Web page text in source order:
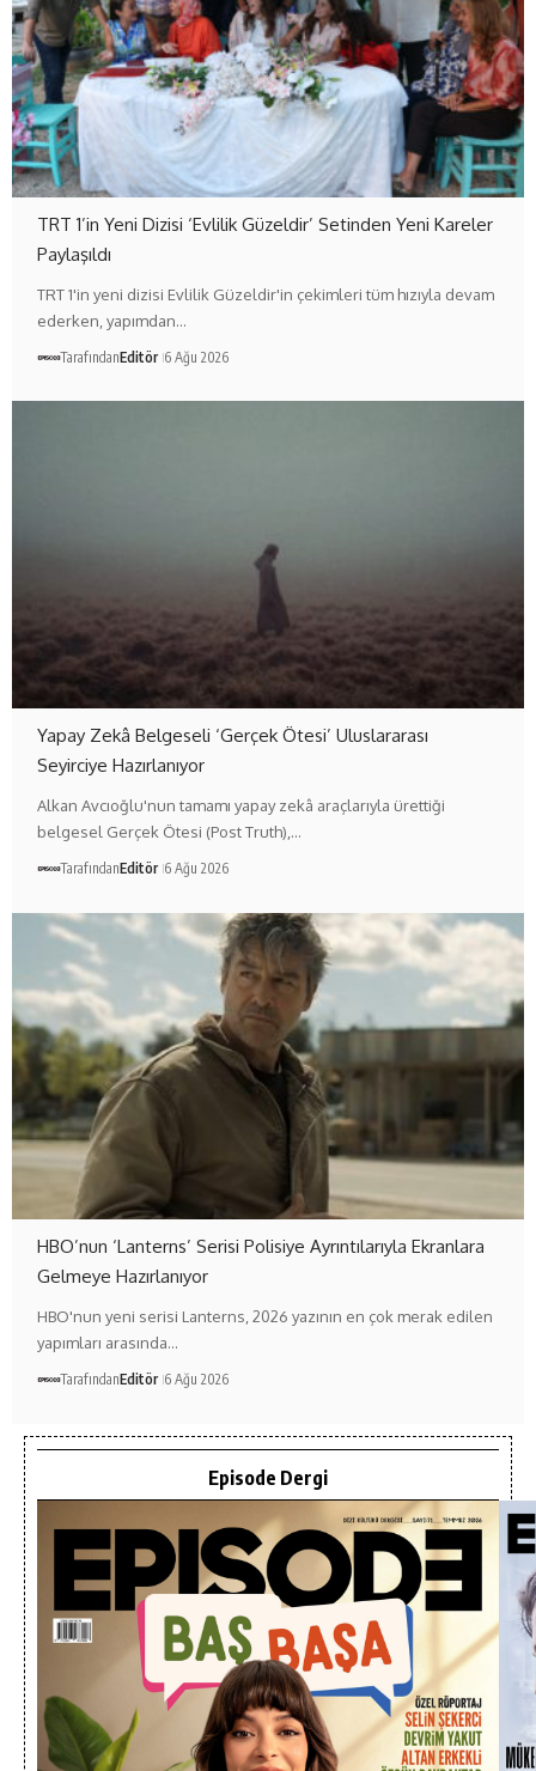
TRT 1’in Yeni Dizisi ‘Evlilik Güzeldir’ Setinden Yeni Kareler
Paylaşıldı
TRT 1'in yeni dizisi Evlilik Güzeldir'in çekimleri tüm hızıyla devam
ederken, yapımdan…
TarafındanEditör 6 Ağu 2026
Yapay Zekâ Belgeseli ‘Gerçek Ötesi’ Uluslararası
Seyirciye Hazırlanıyor
Alkan Avcıoğlu'nun tamamı yapay zekâ araçlarıyla ürettiği
belgesel Gerçek Ötesi (Post Truth),…
TarafındanEditör 6 Ağu 2026
HBO’nun ‘Lanterns’ Serisi Polisiye Ayrıntılarıyla Ekranlara
Gelmeye Hazırlanıyor
HBO'nun yeni serisi Lanterns, 2026 yazının en çok merak edilen
yapımları arasında…
TarafındanEditör 6 Ağu 2026
Episode Dergi